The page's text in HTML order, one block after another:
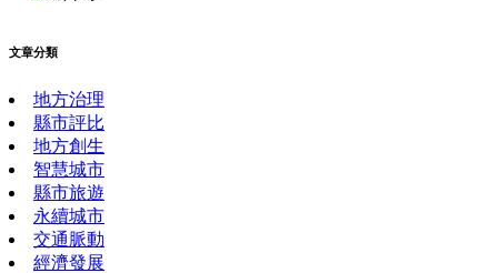
文章分類
地方治理
縣市評比
地方創生
智慧城市
縣市旅遊
永續城市
交通脈動
經濟發展